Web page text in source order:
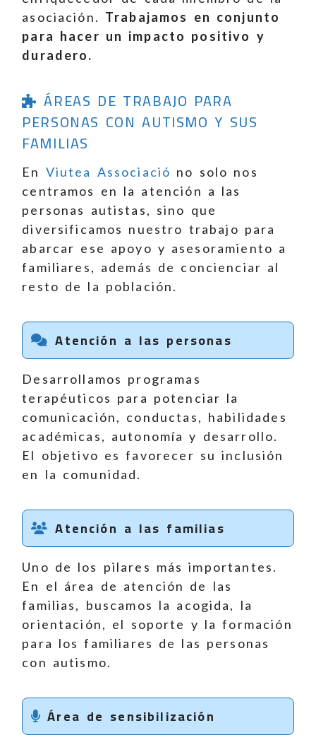
asociación. Trabajamos en conjunto
para hacer un impacto positivo y
duradero.
ÁREAS DE TRABAJO PARA
PERSONAS CON AUTISMO Y SUS
FAMILIAS
En Viutea Associació no solo nos
centramos en la atención a las
personas autistas, sino que
diversificamos nuestro trabajo para
abarcar ese apoyo y asesoramiento a
familiares, además de concienciar al
resto de la población.
Atención a las personas
Desarrollamos programas
terapéuticos para potenciar la
comunicación, conductas, habilidades
académicas, autonomía y desarrollo.
El objetivo es favorecer su inclusión
en la comunidad.
Atención a las familias
Uno de los pilares más importantes.
En el área de atención de las
familias, buscamos la acogida, la
orientación, el soporte y la formación
para los familiares de las personas
con autismo.
Área de sensibilización